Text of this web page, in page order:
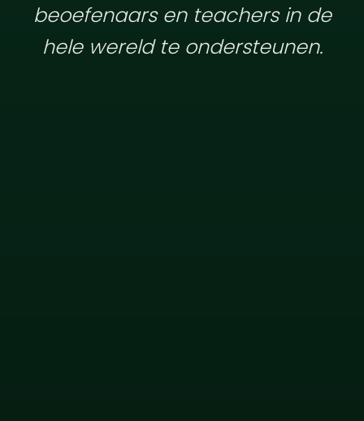
beoefenaars en teachers in de
hele wereld te ondersteunen.